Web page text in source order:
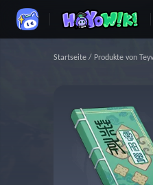
Startseite / Produkte von